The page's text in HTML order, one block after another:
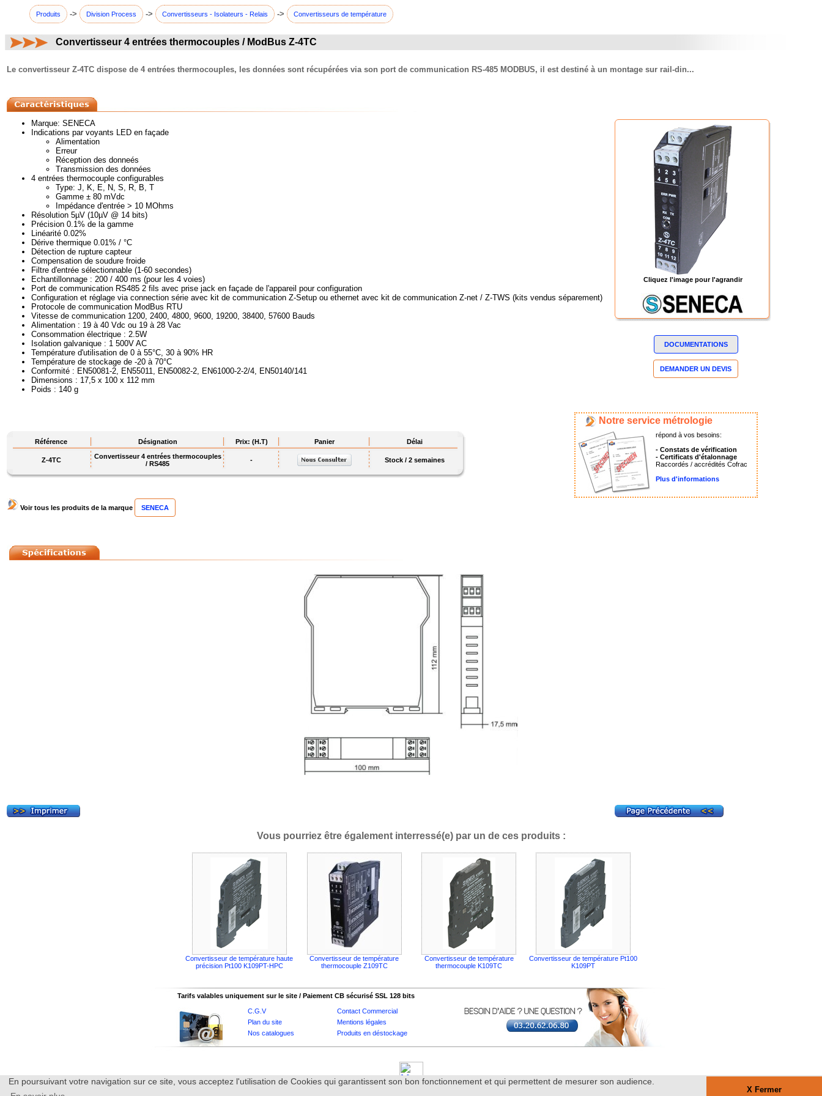
En poursuivant votre navigation sur ce site, vous acceptez l'utilisation de Cookies qui garantissent son bon fonctionnement et qui permettent de mesurer son audience.
X Fermer
Produits -> Division Process -> Convertisseurs - Isolateurs - Relais -> Convertisseurs de température
Convertisseur 4 entrées thermocouples / ModBus Z-4TC
Le convertisseur Z-4TC dispose de 4 entrées thermocouples, les données sont récupérées via son port de communication RS-485 MODBUS, il est destiné à un montage sur rail-din...
Cliquez l'image pour l'agrandir
DOCUMENTATIONS
DEMANDER UN DEVIS
Marque: SENECA
Indications par voyants LED en façade
Alimentation
Erreur
Réception des donneés
Transmission des données
4 entrées thermocouple configurables
Type: J, K, E, N, S, R, B, T
Gamme ± 80 mVdc
Impédance d'entrée > 10 MOhms
Résolution 5µV (10µV @ 14 bits)
Précision 0.1% de la gamme
Linéarité 0.02%
Dérive thermique 0.01% / °C
Détection de rupture capteur
Compensation de soudure froide
Filtre d'entrée sélectionnable (1-60 secondes)
Echantillonnage : 200 / 400 ms (pour les 4 voies)
Port de communication RS485 2 fils avec prise jack en façade de l'appareil pour configuration
Configuration et réglage via connection série avec kit de communication Z-Setup ou ethernet avec kit de communication Z-net / Z-TWS (kits vendus séparement)
Protocole de communication ModBus RTU
Vitesse de communication 1200, 2400, 4800, 9600, 19200, 38400, 57600 Bauds
Alimentation : 19 à 40 Vdc ou 19 à 28 Vac
Consommation électrique : 2.5W
Isolation galvanique : 1 500V AC
Température d'utilisation de 0 à 55°C, 30 à 90% HR
Température de stockage de -20 à 70°C
Conformité : EN50081-2, EN55011, EN50082-2, EN61000-2-2/4, EN50140/141
Dimensions : 17,5 x 100 x 112 mm
Poids : 140 g
Notre service métrologie
répond à vos besoins:
- Constats de vérification
- Certificats d'étalonnage
Raccordés / accrédités Cofrac
Plus d'informations
Référence Désignation Prix: (H.T) Panier Délai
Z-4TC
Convertisseur 4 entrées thermocouples
/ RS485
- Stock / 2 semaines
Voir tous les produits de la marque SENECA
Vous pourriez être également interressé(e) par un de ces produits :
Convertisseur de température haute
précision Pt100 K109PT-HPC
Convertisseur de température
thermocouple Z109TC
Convertisseur de température
thermocouple K109TC
Convertisseur de température Pt100
K109PT
Tarifs valables uniquement sur le site / Paiement CB sécurisé SSL 128 bits
C.G.V
Contact Commercial
Plan du site
Mentions légales
Nos catalogues
Produits en déstockage